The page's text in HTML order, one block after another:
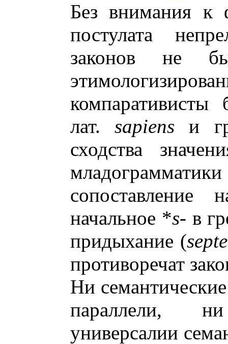
Без внимания к
постулата
законов не
компаративисты
лат.sapiens и
сходства
начальное *s- в
придыхание (
противоречат
Ни
параллели,
универсалии